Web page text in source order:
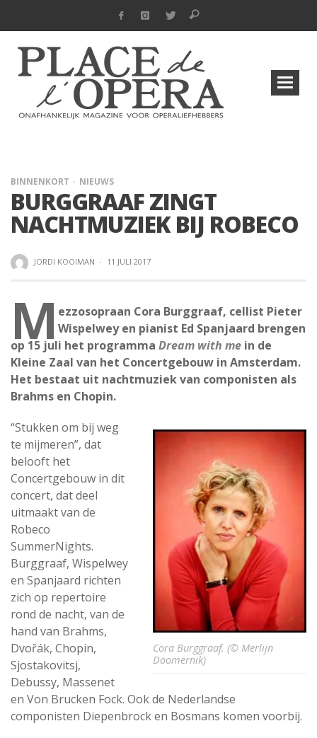
BINNENKORT NIEUWS
BURGGRAAF ZINGT
NACHTMUZIEK BIJ ROBECO
JORDI KOOIMAN · 11 JULI 2017
M ezzosopraan Cora Burggraaf, cellist Pieter
Wispelwey en pianist Ed Spanjaard brengen
op 15 juli het programma Dream with me in de
Kleine Zaal van het Concertgebouw in Amsterdam.
Het bestaat uit nachtmuziek van componisten als
Brahms en Chopin.
Cora Burggraaf. (© Merlijn
Doomernik)
“Stukken om bij weg
te mijmeren”, dat
belooft het
Concertgebouw in dit
concert, dat deel
uitmaakt van de
Robeco
SummerNights.
Burggraaf, Wispelwey
en Spanjaard richten
zich op repertoire
rond de nacht, van de
hand van Brahms,
Dvořák, Chopin,
Sjostakovitsj,
Debussy, Massenet
en Von Brucken Fock. Ook de Nederlandse
componisten Diepenbrock en Bosmans komen voorbij.